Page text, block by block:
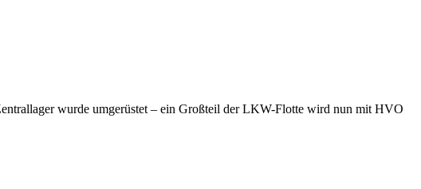
wurde umgerüstet – ein Großteil der LKW-Flotte wird nun mit HVO